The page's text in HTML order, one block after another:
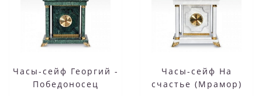
Часы-сейф Георгий -
Победоносец
Часы-сейф На
счастье (Мрамор)